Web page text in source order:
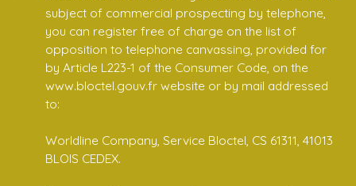
subject of commercial prospecting by telephone,
you can register free of charge on the list of
opposition to telephone canvassing, provided for
by Article L223-1 of the Consumer Code, on the
www.bloctel.gouv.fr website or by mail addressed
to:
Worldline Company, Service Bloctel, CS 61311, 41013
BLOIS CEDEX.